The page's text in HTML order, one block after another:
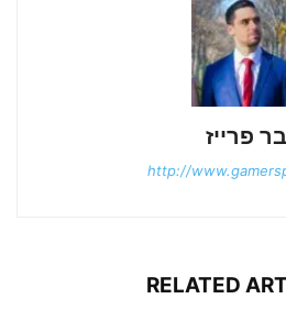
בר פרייז
http://
RELATED